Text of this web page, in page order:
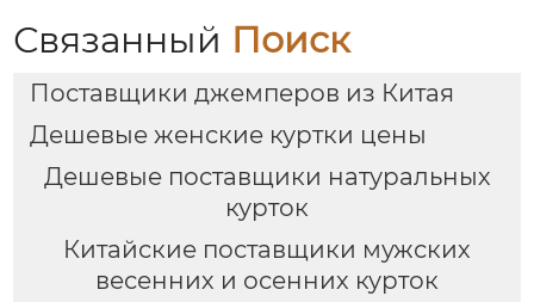
Связанный Поиск
Поставщики джемперов из Китая
Дешевые женские куртки цены
Дешевые поставщики натуральных
курток
Китайские поставщики мужских
весенних и осенних курток